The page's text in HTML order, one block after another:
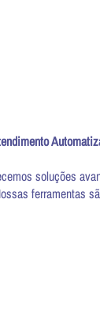
soluções
ferramentas